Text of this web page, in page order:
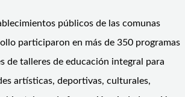
públicos de las comunas
participaron en más de 350 programas
de talleres de educación integral para
artísticas, deportivas, culturales,